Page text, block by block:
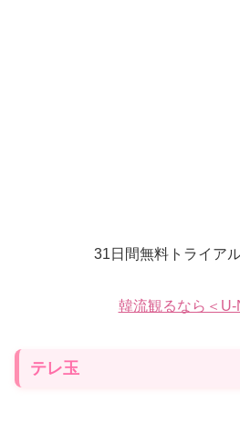
31日間無料トライア
韓流観るなら＜U-
テレ玉